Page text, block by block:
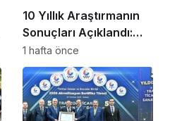
10 Yıllık Araştırmanın
Sonuçları Açıklandı:
Fındıkta Doğru Çeşit ve
Rakım Belirlendi
1 hafta önce